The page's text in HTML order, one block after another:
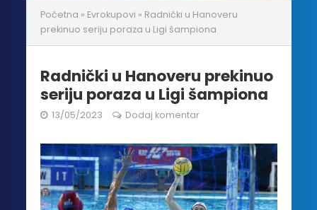
Početna » Evrokupovi » Radnički u Hanoveru
prekinuo seriju poraza u Ligi šampiona
Radnički u Hanoveru prekinuo
seriju poraza u Ligi šampiona
13/05/2023 Dodaj komentar